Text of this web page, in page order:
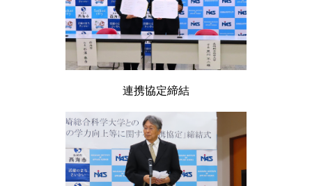
連携協定締結